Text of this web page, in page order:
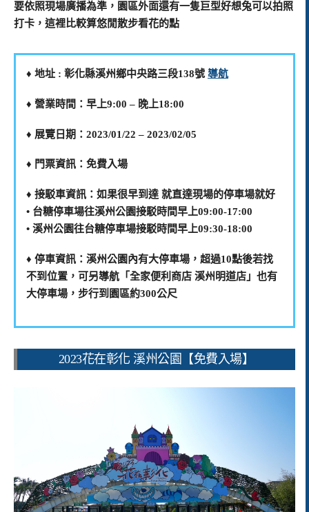
要依照現場廣播為準，園區外面還有一隻巨型好想兔可以拍照
打卡，這裡比較算悠閒散步看花的點
♦️ 地址 : 彰化縣溪州鄉中央路三段138號 導航
♦️ 營業時間：早上9:00 – 晚上18:00
♦️ 展覽日期：2023/01/22 – 2023/02/05
♦️ 門票資訊：免費入場
♦️ 接駁車資訊：如果很早到達 就直達現場的停車場就好
• 台糖停車場往溪州公園接駁時間早上09:00-17:00
• 溪州公園往台糖停車場接駁時間早上09:30-18:00
♦️ 停車資訊：溪州公園內有大停車場，超過10點後若找
不到位置，可另導航「全家便利商店 溪州明道店」也有
大停車場，步行到園區約300公尺
2023花在彰化 溪州公園【免費入場】